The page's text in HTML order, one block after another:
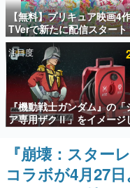
アプリセール情報
インタビュー
連載・特集
殿堂入り
SNS拡散数が
ど。多くの人
事をまとめま
ゲームの
名作ゲーム
聞きし、ヒッ
きます。
【無料】プリキュア映画4
TVerで新たに配信スタート
んと2018年～2024年の映
すべてが見放題に、ぶっち
ありえないラインナップ
注目度
『機動戦士ガンダム』の「
ア専用ザクⅡ」をイメージ
散水ホースリールが予約開
本体にはシャアのパーソナ
ークやジオン公国軍のエン
ム、型式番号などを配置
『崩壊：スター
コラボが4月27